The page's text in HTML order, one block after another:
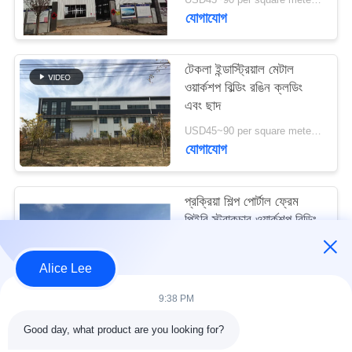
মামলা
সাইট
ম্যাপ
গোপনীয়তা
নীতি
যোগাযোগ
টেকলা ইন্ডাস্ট্রিয়াল মেটাল
ওয়ার্কশপ বিল্ডিং রঙিন ক্লডিং
এবং ছাদ
USD45~90 per square meter MOQ:1000 বর্গ মিটার
যোগাযোগ
প্রক্রিয়া শিল্প পোর্টাল ফ্রেম
পিইবি স্ট্রাকচার ওয়ার্কশপ বিল্ডিং
Alice Lee
9:38 PM
Good day, what product are you looking for?